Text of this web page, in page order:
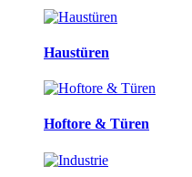
Haustüren
Hoftore & Türen